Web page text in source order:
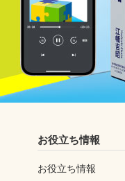
お役立ち情報
お役立ち情報